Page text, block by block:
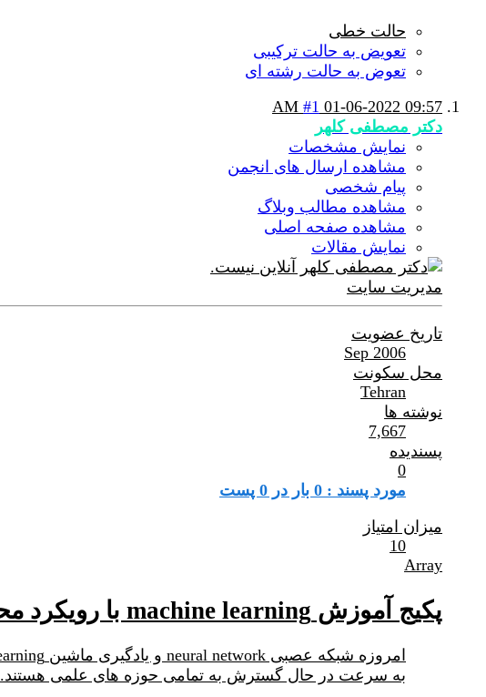
حالت خطی
تعویض به حالت ترکیبی
تعوض به حالت رشته ای
01-06-2022 09:57 AM
#1
دکتر مصطفی کلهر
نمایش مشخصات
مشاهده ارسال های انجمن
پیام شخصی
مشاهده مطالب وبلاگ
مشاهده صفحه اصلی
نمایش مقالات
مدیریت سایت
تاریخ عضویت
Sep 2006
محل سکونت
Tehran
نوشته ها
7,667
پسندیده
0
مورد پسند : 0 بار در 0 پست
میزان امتیاز
10
Array
پکیج آموزش machine learning با رویکرد محیط زیستی
به سرعت در حال گسترش به تمامی حوزه های علمی هستند.